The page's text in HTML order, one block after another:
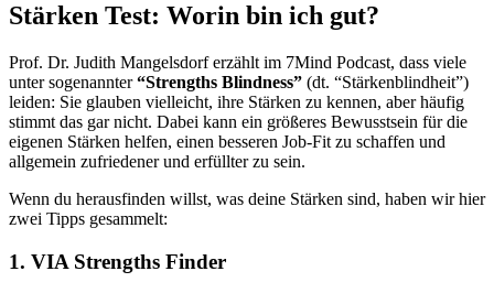
Stärken Test: Worin bin ich gut?
Prof. Dr. Judith Mangelsdorf erzählt im 7Mind Podcast, dass viele
unter sogenannter“Strengths Blindness” (dt. “Stärkenblindheit”)
leiden: Sie glauben vielleicht, ihre Stärken zu kennen, aber häufig
stimmt das gar nicht. Dabei kann ein größeres Bewusstsein für die
eigenen Stärken helfen, einen besseren Job-Fit zu schaffen und
allgemein zufriedener und erfüllter zu sein.
Wenn du herausfinden willst, was deine Stärken sind, haben wir hier
zwei Tipps gesammelt:
1. VIA Strengths Finder